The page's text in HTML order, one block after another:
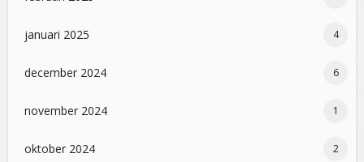
januari 2025 4
december 2024 6
november 2024 1
oktober 2024 2